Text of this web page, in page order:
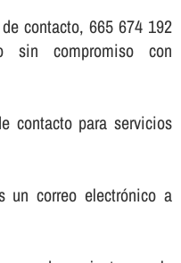
contacto, 665 674 192
sin compromiso con
contacto para servicios
un correo electrónico a